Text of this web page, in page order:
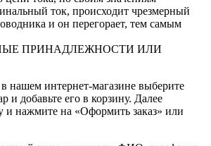
ток, происходит чрезмерный
и он перегорает, тем самым
ПРИНАДЛЕЖНОСТИ ИЛИ
нашем интернет-магазине выберите
и добавьте его в корзину. Далее
и нажмите на «Оформить заказ» или